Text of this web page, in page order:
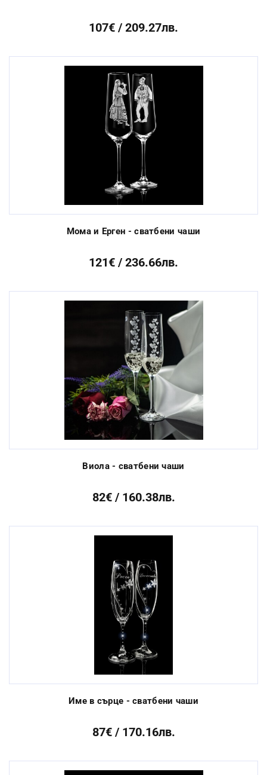
107€ / 209.27лв.
Мома и Ерген - сватбени чаши
121€ / 236.66лв.
Виола - сватбени чаши
82€ / 160.38лв.
Име в сърце - сватбени чаши
87€ / 170.16лв.